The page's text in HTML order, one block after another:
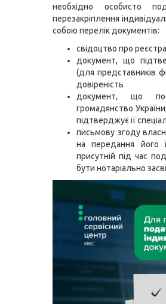
необхідно особисто
перезакріплення
собою перелік документів:
свідоцтво про
документ, що
(для представників
довіреність
документ, що
громадянство
підтверджує її
письмову згоду
на передання його
присутній під час
бути нотаріально